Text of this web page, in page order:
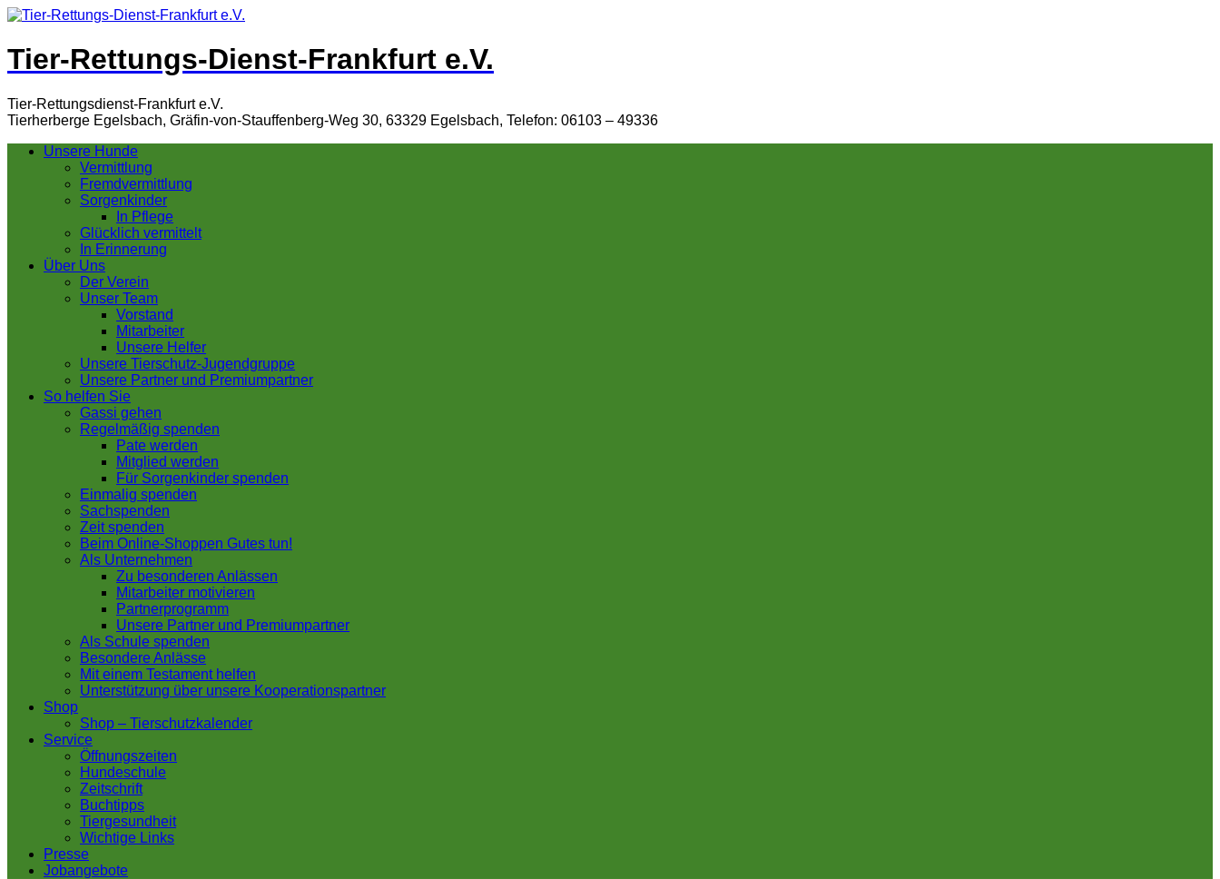
Tier-Rettungs-Dienst-Frankfurt e.V.
Tier-Rettungsdienst-Frankfurt e.V.
Tierherberge Egelsbach, Gräfin-von-Stauffenberg-Weg 30, 63329 Egelsbach, Telefon: 06103 – 49336
Unsere Hunde
Vermittlung
Fremdvermittlung
Sorgenkinder
In Pflege
Glücklich vermittelt
In Erinnerung
Über Uns
Der Verein
Unser Team
Vorstand
Mitarbeiter
Unsere Helfer
Unsere Tierschutz-Jugendgruppe
Unsere Partner und Premiumpartner
So helfen Sie
Gassi gehen
Regelmäßig spenden
Pate werden
Mitglied werden
Für Sorgenkinder spenden
Einmalig spenden
Sachspenden
Zeit spenden
Beim Online-Shoppen Gutes tun!
Als Unternehmen
Zu besonderen Anlässen
Mitarbeiter motivieren
Partnerprogramm
Unsere Partner und Premiumpartner
Als Schule spenden
Besondere Anlässe
Mit einem Testament helfen
Unterstützung über unsere Kooperationspartner
Shop
Shop – Tierschutzkalender
Service
Öffnungszeiten
Hundeschule
Zeitschrift
Buchtipps
Tiergesundheit
Wichtige Links
Presse
Jobangebote